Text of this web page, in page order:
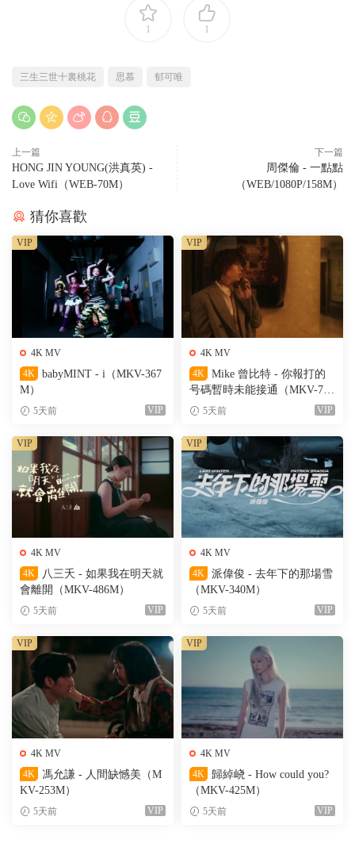
1 1
三生三世十裏桃花 思慕 郁可唯
上一篇
HONG JIN YOUNG(洪真英) -
Love Wifi（WEB-70M）
下一篇
周傑倫 - 一點點
（WEB/1080P/158M）
猜你喜歡
4K MV
4K
babyMINT - i（MKV-367
M）
5天前 VIP
VIP
4K MV
4K
Mike 曾比特 - 你報打的
号碼暫時未能接通（MKV-701
M）5天前 VIP
VIP
4K MV
4K
八三夭 - 如果我在明天就
會離開（MKV-486M）
5天前 VIP
VIP
4K MV
4K
派偉俊 - 去年下的那場雪
（MKV-340M）
5天前 VIP
VIP
4K MV
4K
馮允謙 - 人間缺憾美（M
KV-253M）
5天前 VIP
VIP
4K MV
4K
歸綽峣 - How could you?
（MKV-425M）
5天前 VIP
VIP